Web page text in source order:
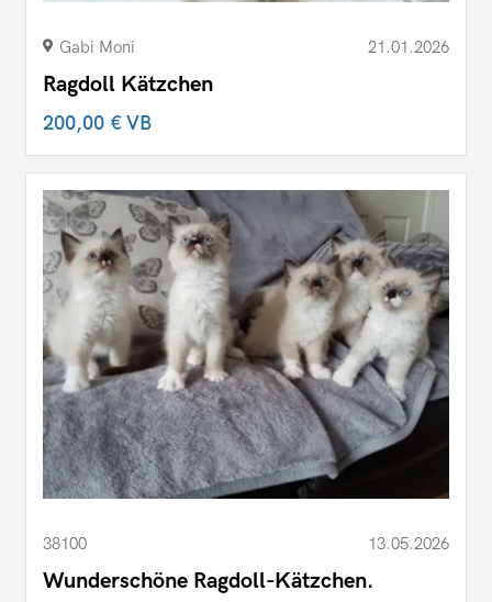
Gabi Moni 21.01.2026
Ragdoll Kätzchen
200,00 €VB
38100 13.05.2026
Wunderschöne Ragdoll-Kätzchen.